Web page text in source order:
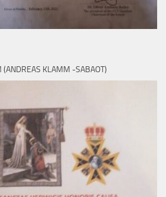
(ANDREAS KLAMM -SABAOT)